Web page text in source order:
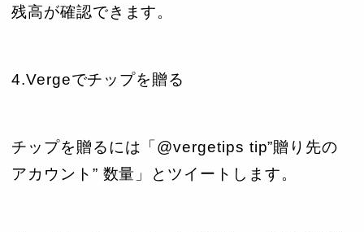
残高が確認できます。
4.Vergeでチップを贈る
チップを贈るには「@vergetips tip”贈り先の
アカウント” 数量」とツイートします。